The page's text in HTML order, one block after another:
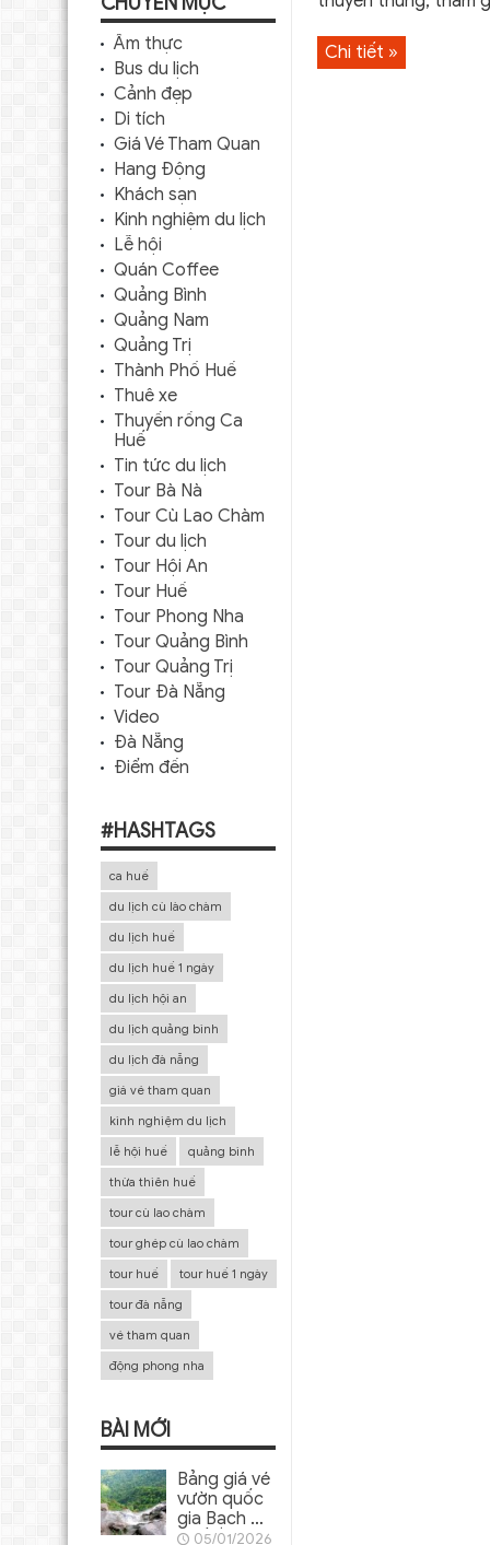
Chi tiết »
Ẩm thực
Bus du lịch
Cảnh đẹp
Di tích
Giá Vé Tham Quan
Hang Động
Khách sạn
Kinh nghiệm du lịch
Lễ hội
Quán Coffee
Quảng Bình
Quảng Nam
Quảng Trị
Thành Phố Huế
Thuê xe
Thuyền rồng Ca
Huế
Tin tức du lịch
Tour Bà Nà
Tour Cù Lao Chàm
Tour du lịch
Tour Hội An
Tour Huế
Tour Phong Nha
Tour Quảng Bình
Tour Quảng Trị
Tour Đà Nẵng
Video
Đà Nẵng
Điểm đến
#HASHTAGS
ca huế
du lịch cù lào chàm
du lịch huế
du lịch huế 1 ngày
du lịch hội an
du lịch quảng bình
du lịch đà nẵng
giá vé tham quan
kinh nghiệm du lịch
lễ hội huế
quảng bình
thừa thiên huế
tour cù lao chàm
tour ghép cù lao chàm
tour huế
tour huế 1 ngày
tour đà nẵng
vé tham quan
động phong nha
BÀI MỚI
Bảng giá vé
vườn quốc
gia Bạch Mã
Huế05/01/2026